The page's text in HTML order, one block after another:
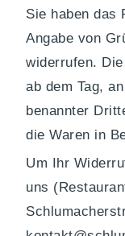
Sie haben das
Angabe von
widerrufen.
ab dem Tag,
benannter
die Waren in
Um Ihr
uns